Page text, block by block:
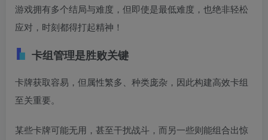
游戏拥有多个结局与难度，但即使是最低难度，也绝非轻松
应对，时刻都得打起精神！
卡组管理是胜败关键
卡牌获取容易，但属性繁多、种类庞杂，因此构建高效卡组
至关重要。
某些卡牌可能无用，甚至干扰战斗，而另一些则能组合出惊